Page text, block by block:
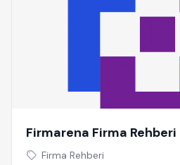
Firmarena Firma Rehberi
Firma Rehberi